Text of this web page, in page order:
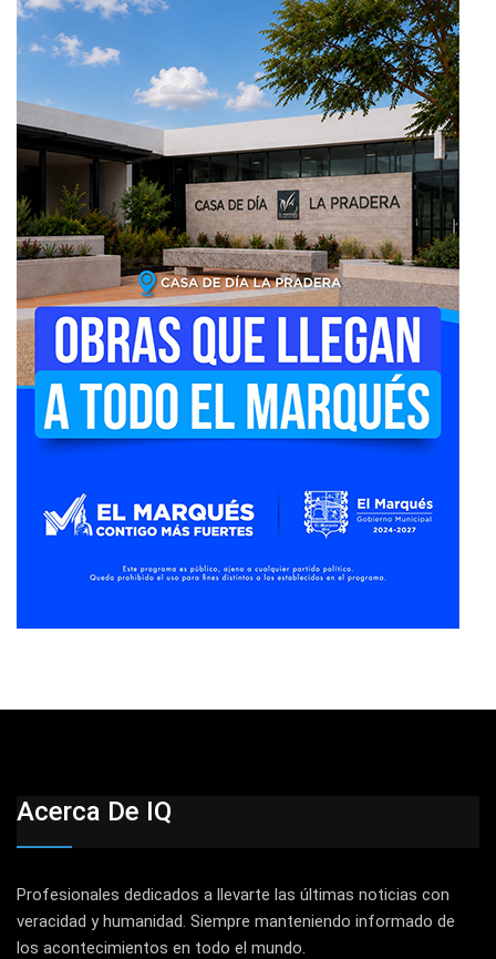
Acerca De IQ
Profesionales dedicados a llevarte las últimas noticias con
veracidad y humanidad. Siempre manteniendo informado de
los acontecimientos en todo el mundo.